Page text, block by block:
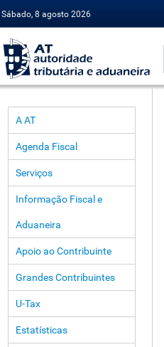
Sábado, 8 agosto 2026
A AT
Agenda Fiscal
Serviços
Informação Fiscal e
Aduaneira
Apoio ao Contribuinte
Grandes Contribuintes
U-Tax
Estatísticas